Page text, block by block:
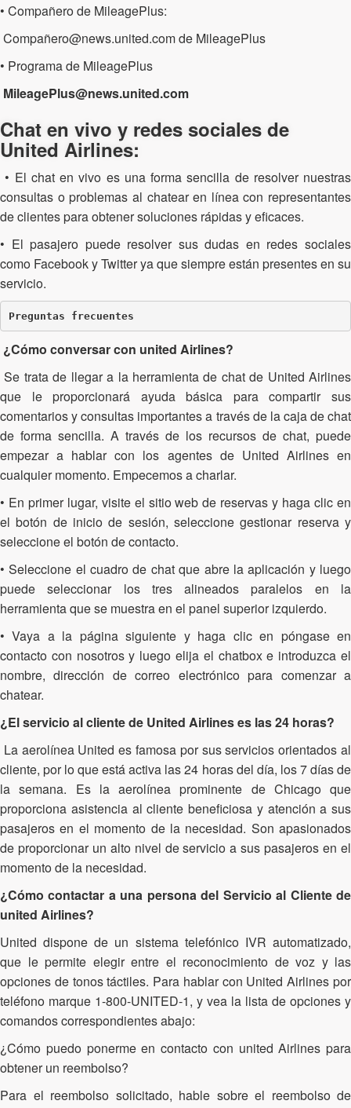
• Compañero de MileagePlus:
Compañero@news.united.com de MileagePlus
• Programa de MileagePlus
MileagePlus@news.united.com
Chat en vivo y redes sociales de
United Airlines:
• El chat en vivo es una forma sencilla de resolver nuestras
consultas o problemas al chatear en línea con representantes
de clientes para obtener soluciones rápidas y eficaces.
• El pasajero puede resolver sus dudas en redes sociales
como Facebook y Twitter ya que siempre están presentes en su
servicio.
Preguntas frecuentes
¿Cómo conversar con united Airlines?
Se trata de llegar a la herramienta de chat de United Airlines
que le proporcionará ayuda básica para compartir sus
comentarios y consultas importantes a través de la caja de chat
de forma sencilla. A través de los recursos de chat, puede
empezar a hablar con los agentes de United Airlines en
cualquier momento. Empecemos a charlar.
• En primer lugar, visite el sitio web de reservas y haga clic en
el botón de inicio de sesión, seleccione gestionar reserva y
seleccione el botón de contacto.
• Seleccione el cuadro de chat que abre la aplicación y luego
puede seleccionar los tres alineados paralelos en la
herramienta que se muestra en el panel superior izquierdo.
• Vaya a la página siguiente y haga clic en póngase en
contacto con nosotros y luego elija el chatbox e introduzca el
nombre, dirección de correo electrónico para comenzar a
chatear.
¿El servicio al cliente de United Airlines es las 24 horas?
La aerolínea United es famosa por sus servicios orientados al
cliente, por lo que está activa las 24 horas del día, los 7 días de
la semana. Es la aerolínea prominente de Chicago que
proporciona asistencia al cliente beneficiosa y atención a sus
pasajeros en el momento de la necesidad. Son apasionados
de proporcionar un alto nivel de servicio a sus pasajeros en el
momento de la necesidad.
¿Cómo contactar a una persona del Servicio al Cliente de
united Airlines?
United dispone de un sistema telefónico IVR automatizado,
que le permite elegir entre el reconocimiento de voz y las
opciones de tonos táctiles. Para hablar con United Airlines por
teléfono marque 1-800-UNITED-1, y vea la lista de opciones y
comandos correspondientes abajo:
¿Cómo puedo ponerme en contacto con united Airlines para
obtener un reembolso?
Para el reembolso solicitado, hable sobre el reembolso de